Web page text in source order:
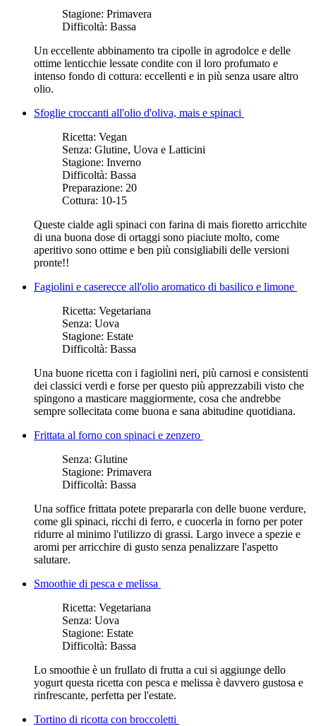
Stagione: Primavera
Difficoltà: Bassa
Un eccellente abbinamento tra cipolle in agrodolce e delle
ottime lenticchie lessate condite con il loro profumato e
intenso fondo di cottura: eccellenti e in più senza usare altro
olio.
Sfoglie croccanti all'olio d'oliva, mais e spinaci
Ricetta: Vegan
Senza: Glutine, Uova e Latticini
Stagione: Inverno
Difficoltà: Bassa
Preparazione: 20
Cottura: 10-15
Queste cialde agli spinaci con farina di mais fioretto arricchite
di una buona dose di ortaggi sono piaciute molto, come
aperitivo sono ottime e ben più consigliabili delle versioni
pronte!!
Fagiolini e caserecce all'olio aromatico di basilico e limone
Ricetta: Vegetariana
Senza: Uova
Stagione: Estate
Difficoltà: Bassa
Una buone ricetta con i fagiolini neri, più carnosi e consistenti
dei classici verdi e forse per questo più apprezzabili visto che
spingono a masticare maggiormente, cosa che andrebbe
sempre sollecitata come buona e sana abitudine quotidiana.
Frittata al forno con spinaci e zenzero
Senza: Glutine
Stagione: Primavera
Difficoltà: Bassa
Una soffice frittata potete prepararla con delle buone verdure,
come gli spinaci, ricchi di ferro, e cuocerla in forno per poter
ridurre al minimo l'utilizzo di grassi. Largo invece a spezie e
aromi per arricchire di gusto senza penalizzare l'aspetto
salutare.
Smoothie di pesca e melissa
Ricetta: Vegetariana
Senza: Uova
Stagione: Estate
Difficoltà: Bassa
Lo smoothie è un frullato di frutta a cui si aggiunge dello
yogurt questa ricetta con pesca e melissa è davvero gustosa e
rinfrescante, perfetta per l'estate.
Tortino di ricotta con broccoletti